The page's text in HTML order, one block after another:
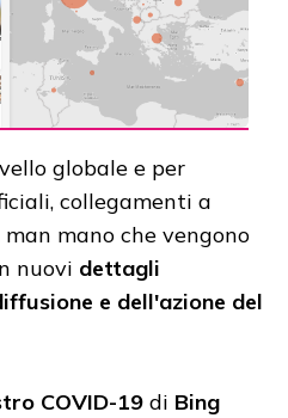
globale e per
collegamenti a
mano che vengono
nuovi dettagli
e dell'azione del
COVID-19 di Bing